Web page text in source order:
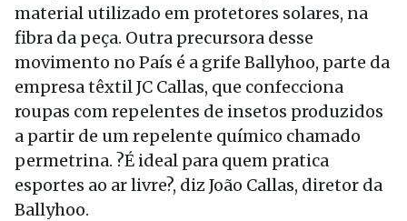
material utilizado em protetores solares, na
fibra da peça. Outra precursora desse
movimento no País é a grife Ballyhoo, parte da
empresa têxtil JC Callas, que confecciona
roupas com repelentes de insetos produzidos
a partir de um repelente químico chamado
permetrina. ?É ideal para quem pratica
esportes ao ar livre?, diz João Callas, diretor da
Ballyhoo.